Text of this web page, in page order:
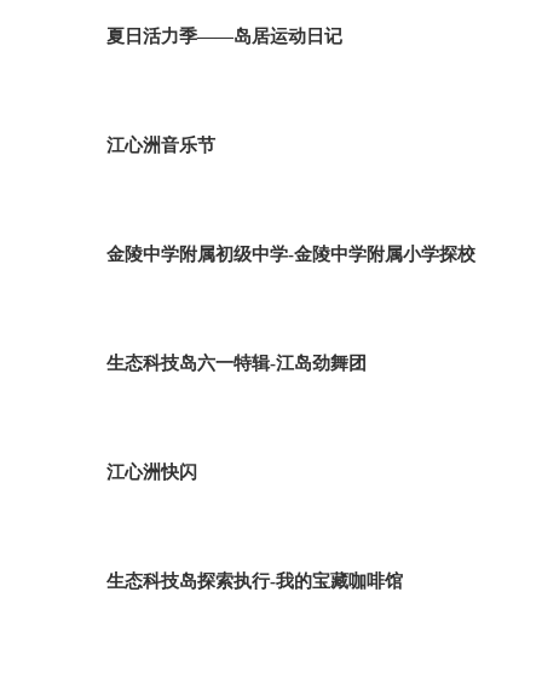
夏日活力季——岛居运动日记
江心洲音乐节
金陵中学附属初级中学-金陵中学附属小学探校
生态科技岛六一特辑-江岛劲舞团
江心洲快闪
生态科技岛探索执行-我的宝藏咖啡馆